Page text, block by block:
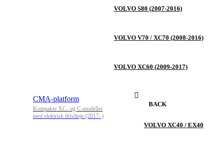
VOLVO S80 (2007-2016)
VOLVO V70 / XC70 (2008-2016)
VOLVO XC60 (2009-2017)
CMA-platform
Kompakte XC- og C-modeller
med elektrisk drivlinje (2017–)
BACK
VOLVO XC40 / EX40